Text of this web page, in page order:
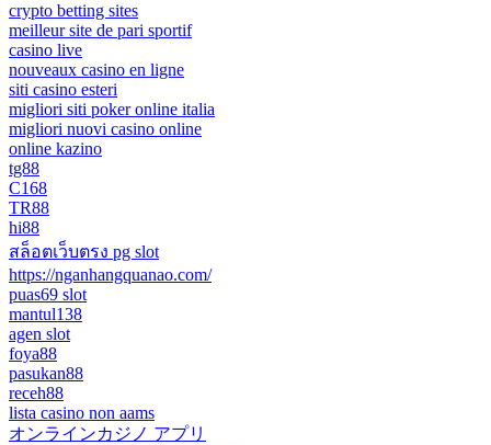
crypto betting sites
meilleur site de pari sportif
casino live
nouveaux casino en ligne
siti casino esteri
migliori siti poker online italia
migliori nuovi casino online
online kazino
tg88
C168
TR88
hi88
สล็อตเว็บตรง pg slot
https://nganhangquanao.com/
puas69 slot
mantul138
agen slot
foya88
pasukan88
receh88
lista casino non aams
オンラインカジノ アプリ